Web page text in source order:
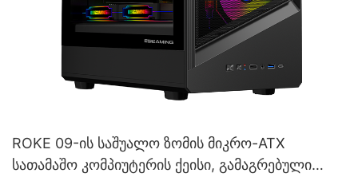
ROKE 09-ის საშუალო ზომის მიკრო-ATX
სათამაშო კომპიუტერის ქეისი, გამაგრებული